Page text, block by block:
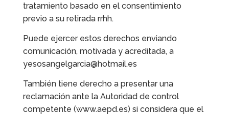
tratamiento basado en el consentimiento
previo a su retirada rrhh.
Puede ejercer estos derechos enviando
comunicación, motivada y acreditada, a
yesosangelgarcia@hotmail.es
También tiene derecho a presentar una
reclamación ante la Autoridad de control
competente (www.aepd.es) si considera que el